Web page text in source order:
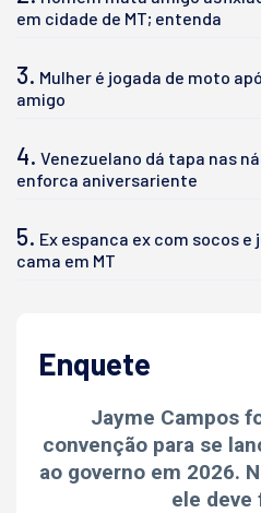
em cidade de MT; entenda
3. Mulher é jogada de moto
amigo
4. Venezuelano dá tapa nas
enforca aniversariente
5. Ex espanca ex com socos
cama em MT
Enquete
Jayme Campos
convenção para se
ao governo em 2026.
ele deve